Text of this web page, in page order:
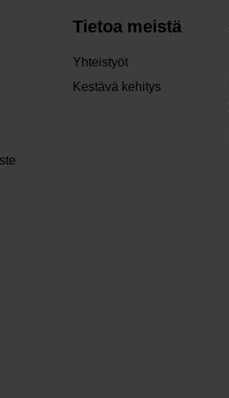
Tietoa meistä
Yhteistyöt
Kestävä kehitys